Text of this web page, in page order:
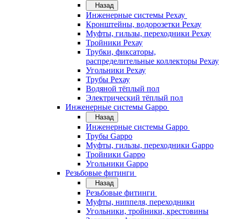
Назад
Инженерные системы Рехау
Кронштейны, водорозетки Рехау
Муфты, гильзы, переходники Рехау
Тройники Рехау
Трубки, фиксаторы,
распределительные коллекторы Рехау
Угольники Рехау
Трубы Рехау
Водяной тёплый пол
Электрический тёплый пол
Инженерные системы Gappo
Назад
Инженерные системы Gappo
Трубы Gappo
Муфты, гильзы, переходники Gappo
Тройники Gappo
Угольники Gappo
Резьбовые фитинги
Назад
Резьбовые фитинги
Муфты, ниппеля, переходники
Угольники, тройники, крестовины